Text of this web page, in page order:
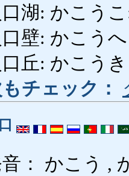
湖: かこう
口壁: かこう
口丘: かこう
チェック：
： かこう ,